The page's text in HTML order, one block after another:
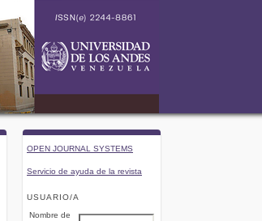
OPEN JOURNAL SYSTEMS
Servicio de ayuda de la revista
USUARIO/A
Nombre de